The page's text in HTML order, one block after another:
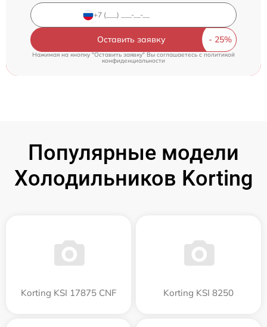
Оставить заявку
Нажимая на кнопку "Оставить заявку" Вы соглашаетесь cполитикой
конфиденциальности
Популярные модели
Холодильников Korting
Korting KSI 17875 CNF Korting KSI 8250